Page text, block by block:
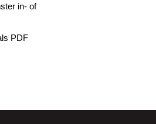
in- of
PDF